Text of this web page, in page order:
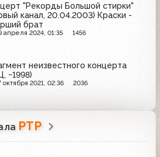
"Рекорды Большой стирки"
канал, 20.04.2003) Краски -
брат
апреля 2024, 01:35 1456
неизвестного концерта
~1998)
октября 2021, 02:36 2036
РТР